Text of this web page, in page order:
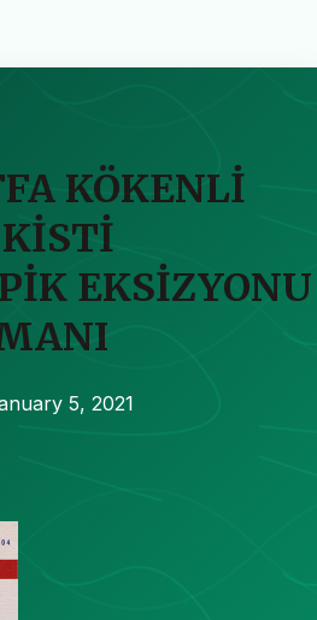
KÖKENLİ
EKSİZYONU
5, 2021